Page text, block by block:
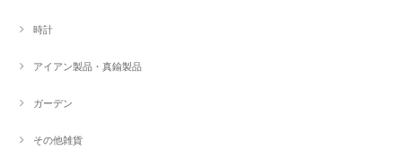
時計
アイアン製品・真鍮製品
ガーデン
その他雑貨